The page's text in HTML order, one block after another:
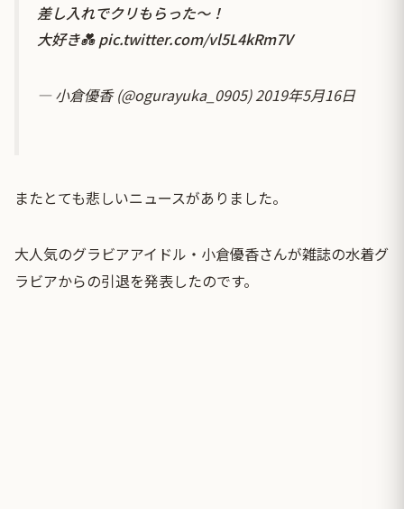
差し入れでクリもらった〜！
大好き💑pic.twitter.com/vl5L4kRm7V
— 小倉優香 (@ogurayuka_0905)2019年5月16日
またとても悲しいニュースがありました。
大人気のグラビアアイドル・小倉優香さんが雑誌の水着グ
ラビアからの引退を発表したのです。